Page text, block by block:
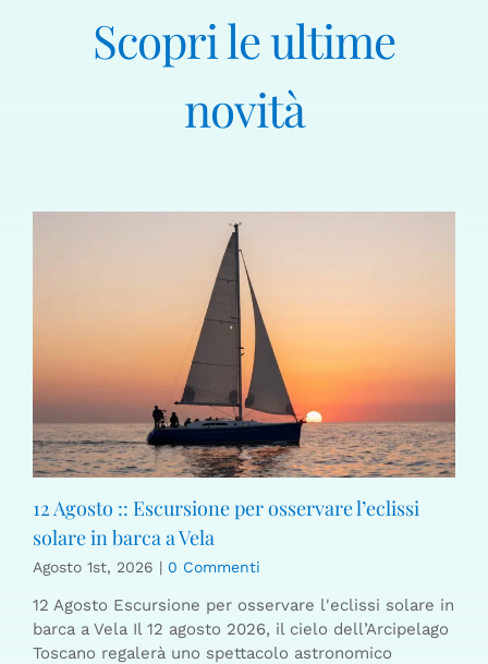
Scopri le ultime
novità
12 Agosto :: Escursione per osservare l’eclissi
solare in barca a Vela
Agosto 1st, 2026 | 0 Commenti
12 Agosto Escursione per osservare l'eclissi solare in
barca a Vela Il 12 agosto 2026, il cielo dell’Arcipelago
Toscano regalerà uno spettacolo astronomico